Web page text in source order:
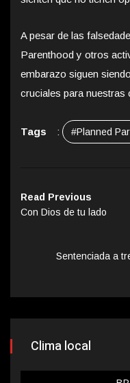
A pesar de las
Parenthood y otros
embarazo siguen
cruciales para nuestras
Tags : #Planned
Read Previous
Con Dios de tu lado
Sentenciada a
Clima local